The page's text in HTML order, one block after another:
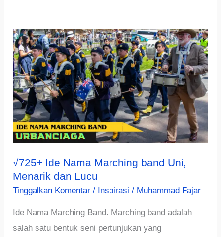
√725+ Ide Nama Marching band Uni,
Menarik dan Lucu
Tinggalkan Komentar / Inspirasi / Muhammad Fajar
Ide Nama Marching Band. Marching band adalah
salah satu bentuk seni pertunjukan yang